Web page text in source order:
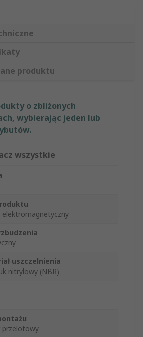
produktu
o zbliżonych
wybierając jeden lub
wszystkie
elektromagnetyczny
uszczelnienia
nitrylowy (NBR)
przelotowy